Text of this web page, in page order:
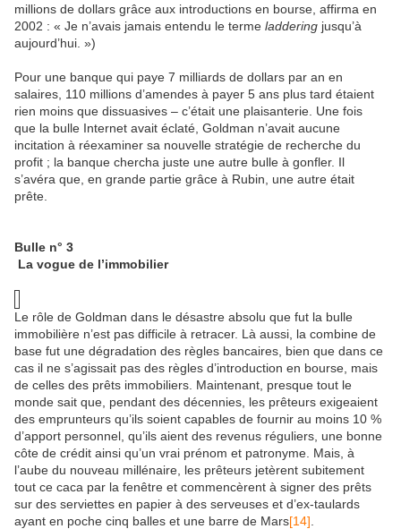
millions de dollars grâce aux introductions en bourse, affirma en
2002 : « Je n’avais jamais entendu le terme laddering jusqu’à
aujourd’hui. »)
Pour une banque qui paye 7 milliards de dollars par an en
salaires, 110 millions d’amendes à payer 5 ans plus tard étaient
rien moins que dissuasives – c’était une plaisanterie. Une fois
que la bulle Internet avait éclaté, Goldman n’avait aucune
incitation à réexaminer sa nouvelle stratégie de recherche du
profit ; la banque chercha juste une autre bulle à gonfler. Il
s’avéra que, en grande partie grâce à Rubin, une autre était
prête.
Bulle n° 3
La vogue de l’immobilier
Le rôle de Goldman dans le désastre absolu que fut la bulle
immobilière n’est pas difficile à retracer. Là aussi, la combine de
base fut une dégradation des règles bancaires, bien que dans ce
cas il ne s’agissait pas des règles d’introduction en bourse, mais
de celles des prêts immobiliers. Maintenant, presque tout le
monde sait que, pendant des décennies, les prêteurs exigeaient
des emprunteurs qu’ils soient capables de fournir au moins 10 %
d’apport personnel, qu’ils aient des revenus réguliers, une bonne
côte de crédit ainsi qu’un vrai prénom et patronyme. Mais, à
l’aube du nouveau millénaire, les prêteurs jetèrent subitement
tout ce caca par la fenêtre et commencèrent à signer des prêts
sur des serviettes en papier à des serveuses et d’ex-taulards
ayant en poche cinq balles et une barre de Mars[14]